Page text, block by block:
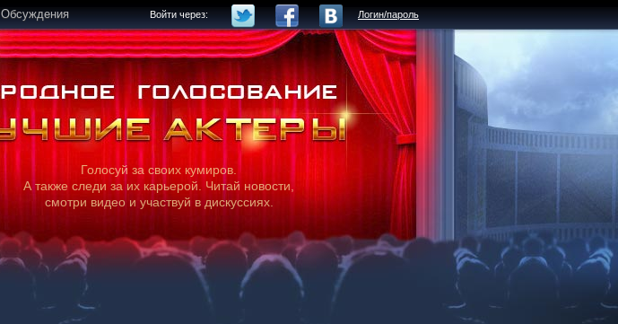
Обсуждения Войти через: Логин/пароль
Голосуй за своих кумиров.
А также следи за их карьерой. Читай новости,
смотри видео и участвуй в дискуссиях.